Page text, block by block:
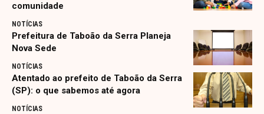
comunidade
NOTÍCIAS
Prefeitura de Taboão da Serra Planeja
Nova Sede
NOTÍCIAS
Atentado ao prefeito de Taboão da Serra
(SP): o que sabemos até agora
NOTÍCIAS